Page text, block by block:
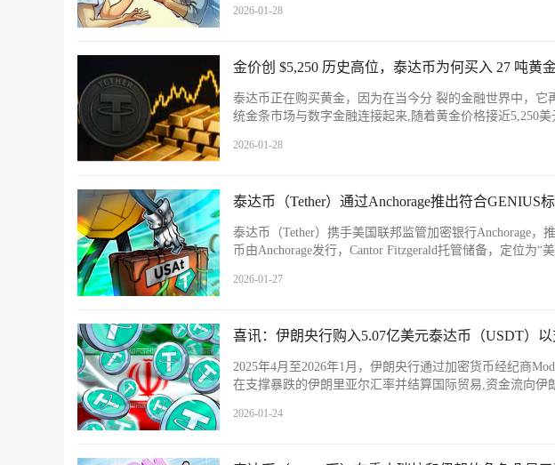
2026-01-28
金价创 $5,250 历史高位，泰达币为何买入 27 吨黄金
泰达币正在购买黄金，因为在当今分 裂的金融世界中，
统金条市场与数字金融连接起来,随着黄金价格接近5,250
2026-01-28
泰达币（Tether）通过Anchorage推出符合GENIUS
泰达币（Tether）携手美国联邦监管加密银行Anchorage
币由Anchorage发行，Cantor Fitzgerald托管储备，定位为“
2026-01-27
喜讯：伊朗央行购入5.07亿美元泰达币（USDT）
2025年4月至2026年1月，伊朗央行通过加密货币经纪商
在支撑暴跌的伊朗里亚尔汇率并结算国际贸易,资金流向
2026-01-24